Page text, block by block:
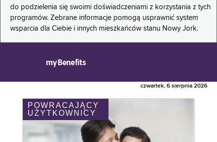
do podzielenia się swoimi doświadczeniami z korzystania z tych
programów. Zebrane informacje pomogą usprawnić system
wsparcia dla Ciebie i innych mieszkańców stanu Nowy Jork.
myBenefits
czwartek, 6 sierpnia 2026
POWRACAJĄCY
UŻYTKOWNICY